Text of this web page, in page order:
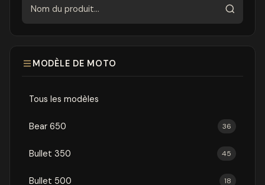
MODÈLE DE MOTO
Tous les modèles
Bear 650 36
Bullet 350 45
Bullet 500 18